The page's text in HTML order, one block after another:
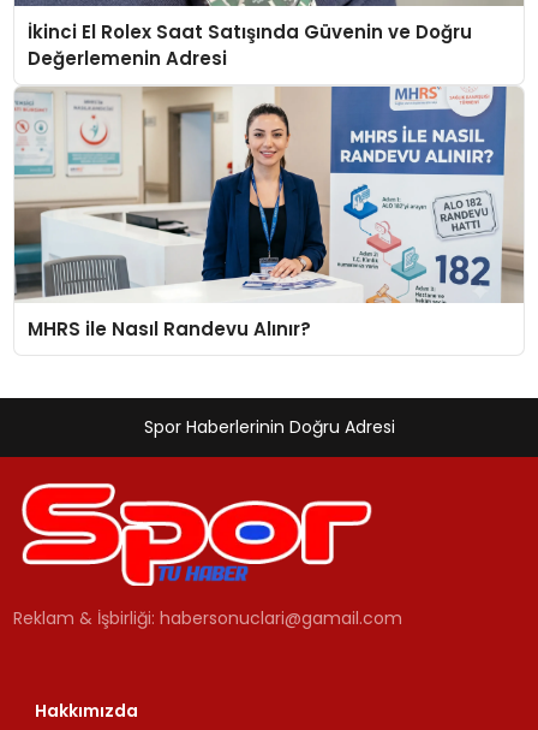
İkinci El Rolex Saat Satışında Güvenin ve Doğru
Değerlemenin Adresi
MHRS ile Nasıl Randevu Alınır?
Spor Haberlerinin Doğru Adresi
Reklam & İşbirliği:habersonuclari@gamail.com
Hakkımızda